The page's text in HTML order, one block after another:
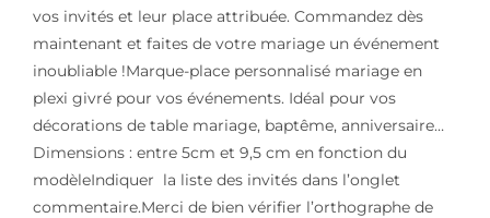
vos invités et leur place attribuée. Commandez dès
maintenant et faites de votre mariage un événement
inoubliable !Marque-place personnalisé mariage en
plexi givré pour vos événements. Idéal pour vos
décorations de table mariage, baptême, anniversaire…
Dimensions : entre 5cm et 9,5 cm en fonction du
modèleIndiquer la liste des invités dans l’onglet
commentaire.Merci de bien vérifier l’orthographe de